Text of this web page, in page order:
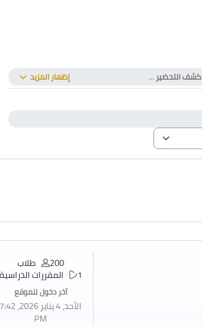
إظهار المزيد كشف التحضير...
200 طلاب
1 المقررات الدراسية
آخر دخول للموقع
الأحد، 4 يناير 2026، 7:42
PM